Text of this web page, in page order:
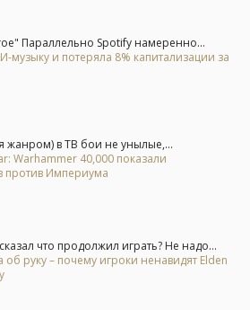
Параллельно Spotify намеренно...
музыку и потеряла 8% капитализации за
жанром) в ТВ бои не унылые,...
Warhammer 40,000 показали
против Империума
что продолжил играть? Не надо...
об руку – почему игроки ненавидят Elden